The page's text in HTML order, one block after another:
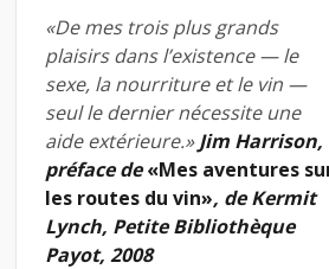
«De mes trois plus grands
plaisirs dans l’existence — le
sexe, la nourriture et le vin —
seul le dernier nécessite une
aide extérieure.»Jim Harrison,
préface de«Mes aventures
les routes du vin», de Kermit
Lynch, Petite Bibliothèque
Payot, 2008